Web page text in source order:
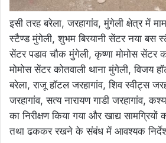
इसी तरह बरेला, जरहागांव, मुंगेली क्षेत्र में
स्टैण्ड मुंगेली, शुभम बिरयानी सेंटर नया बस
सेंटर पडाव चौक मुंगेली, कृष्णा मोमोस
मोमोस सेंटर कोतवाली थाना मुंगेली, विजय
बरेला, राजू हॉटल जरहागांव, शिव स्वीट्स
जरहागांव, सत्य नारायण गाडी जरहागांव,
का निरीक्षण किया गया और खाद्य
तथा ढककर रखने के संबंध में आवश्यक निर्देश